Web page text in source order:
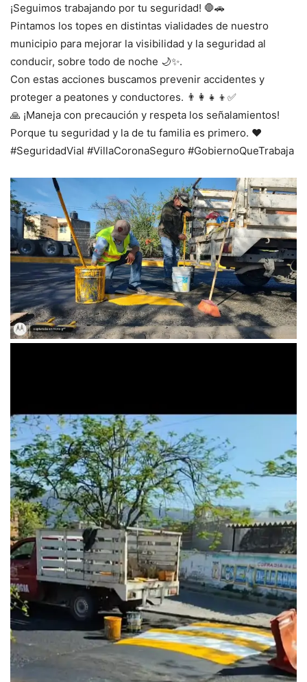
¡Seguimos trabajando por tu seguridad! 🛑🚗
Pintamos los topes en distintas vialidades de nuestro
municipio para mejorar la visibilidad y la seguridad al
conducir, sobre todo de noche 🌙✨.
Con estas acciones buscamos prevenir accidentes y
proteger a peatones y conductores. 👨‍👩‍👧‍👦✅
🙏 ¡Maneja con precaución y respeta los señalamientos!
Porque tu seguridad y la de tu familia es primero. ❤️
#SeguridadVial #VillaCoronaSeguro #GobiernoQueTrabaja